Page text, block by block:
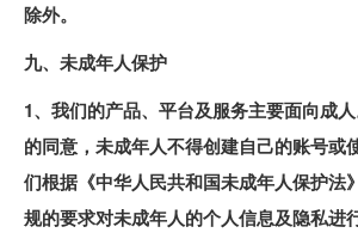
除外。
九、未成年人保护
1、我们的产品、平台及服务主要面向成
的同意，未成年人不得创建自己的账号或
们根据《中华人民共和国未成年人保护法
规的要求对未成年人的个人信息及隐私进